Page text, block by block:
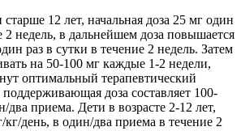
старше 12 лет, начальная доза 25 мг один
2 недель, в дальнейшем доза повышается
раз в сутки в течение 2 недель. Затем
на 50-100 мг каждые 1-2 недели,
оптимальный терапевтический
доза составляет 100-
два приема. Дети в возрасте 2-12 лет,
кг/день, в один/два приема в течение 2